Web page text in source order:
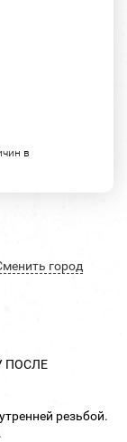
в
город
ПОСЛЕ
резьбой.